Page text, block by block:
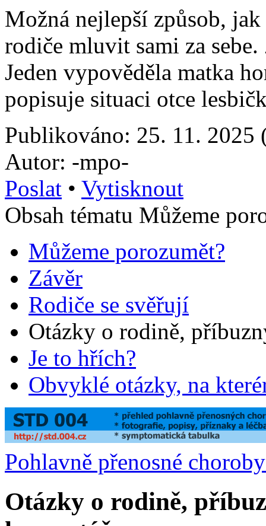
Možná nejlepší způsob,
rodiče mluvit sami za
Jeden vypověděla matka
popisuje situaci otce
Publikováno: 25. 11. 2025
Autor: -mpo-
Poslat • Vytisknout
Obsah tématu Můžeme
Můžeme porozumět?
Závěr
Rodiče se svěřují
Otázky o rodině,
Je to hřích?
Obvyklé otázky, na
Pohlavně přenosné
Otázky o rodině,